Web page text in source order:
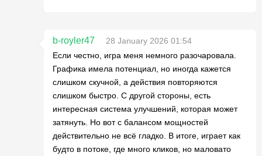
b-royler47
28 January 2026 01:54
Если честно, игра меня немного разочаровала.
Графика имела потенциал, но иногда кажется
слишком скучной, а действия повторяются
слишком быстро. С другой стороны, есть
интересная система улучшений, которая может
затянуть. Но вот с балансом мощностей
действительно не всё гладко. В итоге, играет как
будто в потоке, где много кликов, но маловато